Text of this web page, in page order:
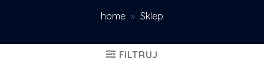
home » Sklep
FILTRUJ